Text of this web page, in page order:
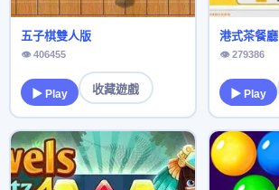
五子棋雙人版
👁 406455
▶ Play 收藏遊戲
港式茶餐廳
👁 279386
▶ Play